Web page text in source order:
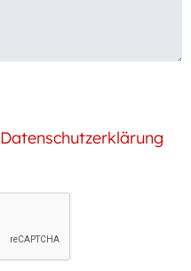
Datenschutzerklärung